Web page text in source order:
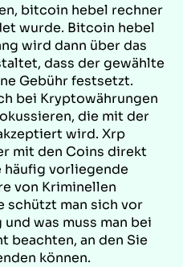
bitcoin hebel rechner
wurde. Bitcoin hebel
wird dann über das
dass der gewählte
Gebühr festsetzt.
bei Kryptowährungen
die mit der
wird. Xrp
mit den Coins direkt
häufig vorliegende
von Kriminellen
schützt man sich vor
was muss man bei
beachten, an den Sie
können.